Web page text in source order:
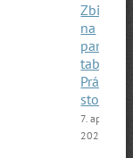
Zbierka
na
tabuľu
Prázdna
stolička
7. apríla
2025